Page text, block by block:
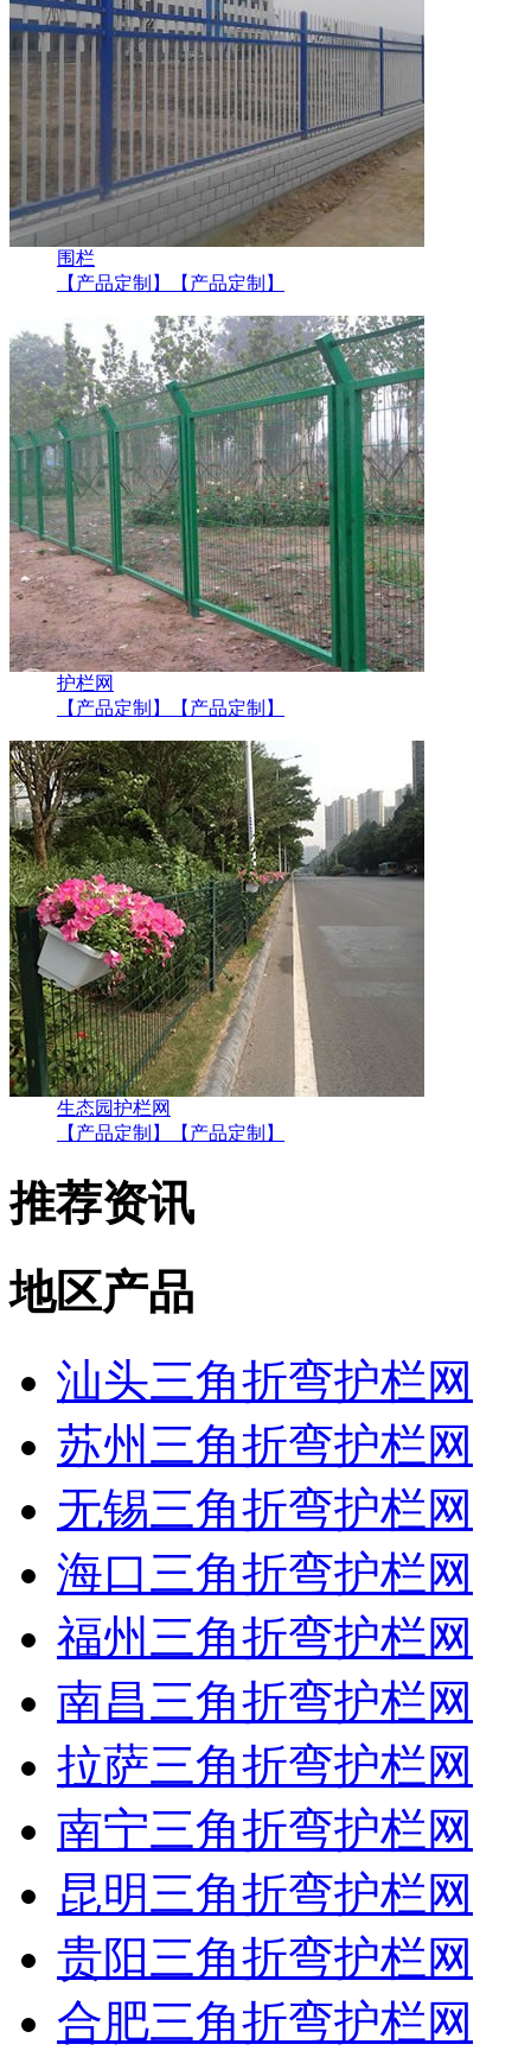
围栏
【产品定制】
【产品定制】
护栏网
【产品定制】
【产品定制】
生态园护栏网
【产品定制】
【产品定制】
推荐资讯
地区产品
汕头三角折弯护栏网
苏州三角折弯护栏网
无锡三角折弯护栏网
海口三角折弯护栏网
福州三角折弯护栏网
南昌三角折弯护栏网
拉萨三角折弯护栏网
南宁三角折弯护栏网
昆明三角折弯护栏网
贵阳三角折弯护栏网
合肥三角折弯护栏网